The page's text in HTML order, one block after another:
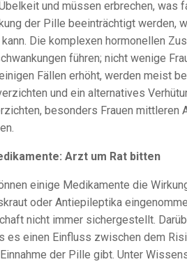
und müssen erbrechen, was
der Pille beeinträchtigt werden,
kann. Die komplexen hormonellen
führen; nicht wenige
Fällen erhöht, werden meist
und ein alternatives
besonders Frauen
Arzt um Rat bitten
einige Medikamente die
oder Antiepileptika
nicht immer sichergestellt.
es einen Einfluss zwischen dem
Einnahme der Pille gibt. Unter